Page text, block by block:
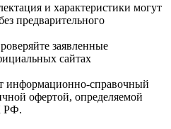
и характеристики могут
предварительного
заявленные
сайтах
информационно-справочный
офертой, определяемой
РФ.